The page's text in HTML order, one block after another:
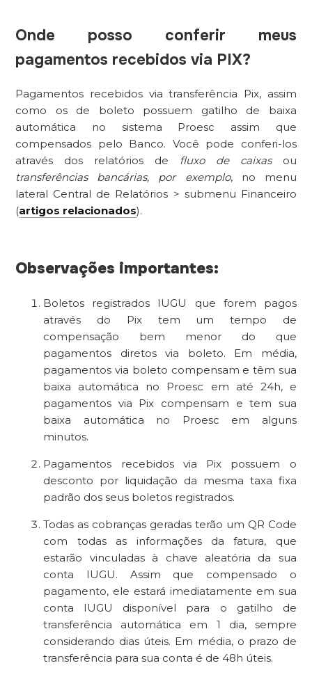
Onde posso conferir meus
pagamentos recebidos via PIX?
Pagamentos recebidos via transferência Pix, assim
como os de boleto possuem gatilho de baixa
automática no sistema Proesc assim que
compensados pelo Banco. Você pode conferi-los
através dos relatórios de
fluxo de caixasou
transferências bancárias, por exemplo, no menu
lateral Central de Relatórios > submenu Financeiro
(artigos relacionados).
Observações importantes:
Boletos registrados IUGU que forem pagos
através do Pix tem um tempo de
compensação bem menor do que
pagamentos diretos via boleto. Em média,
pagamentos via boleto compensam e têm sua
baixa automática no Proesc em até 24h, e
pagamentos via Pix compensam e tem sua
baixa automática no Proesc em alguns
minutos.
Pagamentos recebidos via Pix possuem o
desconto por liquidação da mesma taxa fixa
padrão dos seus boletos registrados.
Todas as cobranças geradas terão um QR Code
com todas as informações da fatura, que
estarão vinculadas à chave aleatória da sua
conta IUGU. Assim que compensado o
pagamento, ele estará imediatamente em sua
conta IUGU disponível para o gatilho de
transferência automática em 1 dia, sempre
considerando dias úteis. Em média, o prazo de
transferência para sua conta é de 48h úteis.